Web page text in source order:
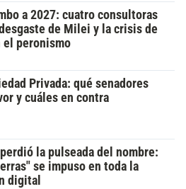
a 2027: cuatro consultoras
de Milei y la crisis de
el peronismo
Privada: qué senadores
y cuáles en contra
la pulseada del nombre:
se impuso en toda la
digital